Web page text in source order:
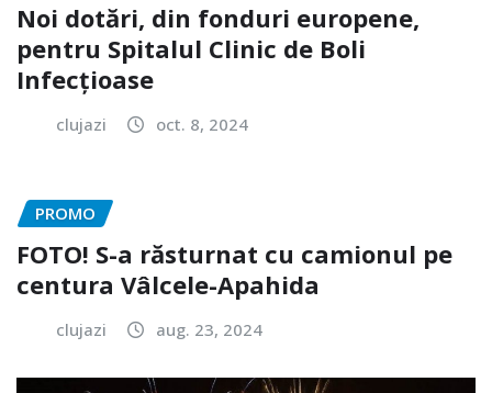
Noi dotări, din fonduri europene,
pentru Spitalul Clinic de Boli
Infecțioase
clujazi oct. 8, 2024
PROMO
FOTO! S-a răsturnat cu camionul pe
centura Vâlcele-Apahida
clujazi aug. 23, 2024